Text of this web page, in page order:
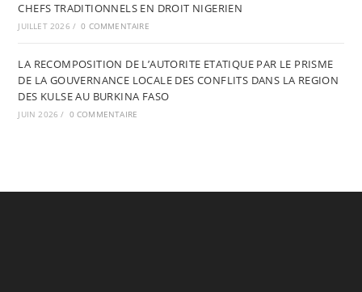
CHEFS TRADITIONNELS EN DROIT NIGERIEN
JUILLET 2026 / 0 COMMENTAIRE
LA RECOMPOSITION DE L’AUTORITE ETATIQUE PAR LE PRISME
DE LA GOUVERNANCE LOCALE DES CONFLITS DANS LA REGION
DES KULSE AU BURKINA FASO
JUIN 2026 / 0 COMMENTAIRE